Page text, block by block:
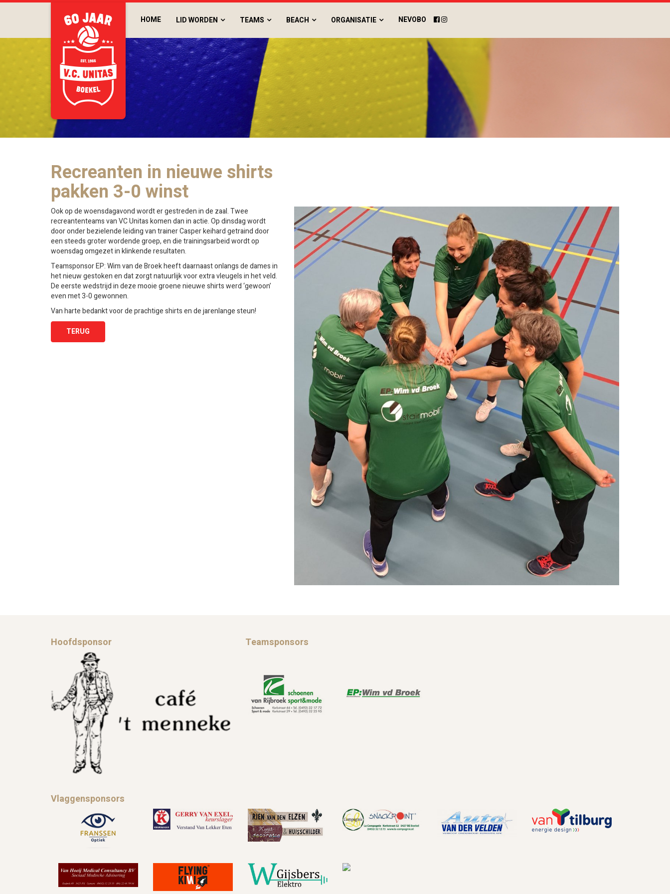
HOME LID WORDEN TEAMS BEACH ORGANISATIE NEVOBO
Recreanten in nieuwe shirts
pakken 3-0 winst
Ook op de woensdagavond wordt er gestreden in de zaal. Twee
recreantenteams van VC Unitas komen dan in actie. Op dinsdag wordt
door onder bezielende leiding van trainer Casper keihard getraind door
een steeds groter wordende groep, en die trainingsarbeid wordt op
woensdag omgezet in klinkende resultaten.
Teamsponsor EP: Wim van de Broek heeft daarnaast onlangs de dames in
het nieuw gestoken en dat zorgt natuurlijk voor extra vleugels in het veld.
De eerste wedstrijd in deze mooie groene nieuwe shirts werd ‘gewoon’
even met 3-0 gewonnen.
Van harte bedankt voor de prachtige shirts en de jarenlange steun!
TERUG
Hoofdsponsor Teamsponsors
Vlaggensponsors